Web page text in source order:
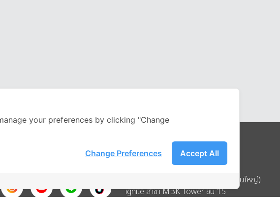
Address
บริษัท อิกไนท์ เอ สตาร์ จำกัด (สำนักงานใหญ่)
ignite สาขา MBK Tower ชั้น 15
your preferences by clicking "Change
Accept All
Change Preferences